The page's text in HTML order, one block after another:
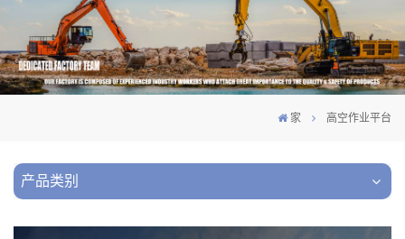
家 高空作业平台
产品类别